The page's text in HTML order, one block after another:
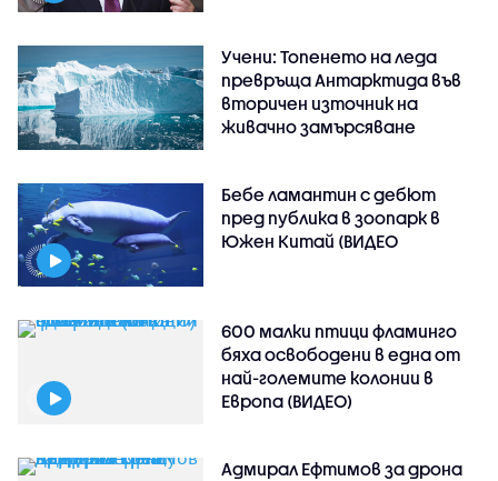
Учени: Топенето на леда
превръща Антарктида във
вторичен източник на
живачно замърсяване
Бебе ламантин с дебют
пред публика в зоопарк в
Южен Китай (ВИДЕО
600 малки птици фламинго
бяха освободени в една от
най-големите колонии в
Европа (ВИДЕО)
Адмирал Ефтимов за дрона